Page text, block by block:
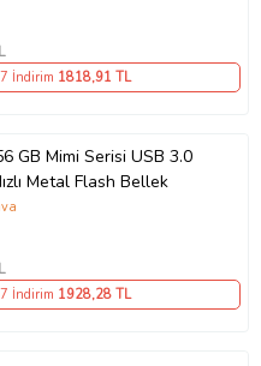
256GB*
ve tabletlerle USB Type-C
desteği olan diğer ana
bağlayıcılar
Vista®, Windows 7,
in x in
İndirim 1818,91 TL
GB Mimi Serisi USB 3.0
Metal Flash Bellek
İndirim 1928,28 TL